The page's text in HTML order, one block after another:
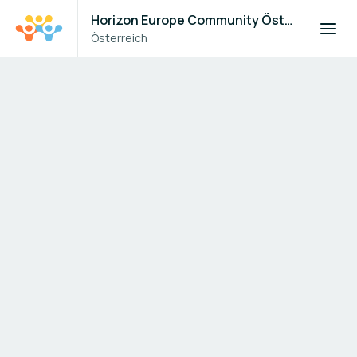
Horizon Europe Community Österreich
Österreich